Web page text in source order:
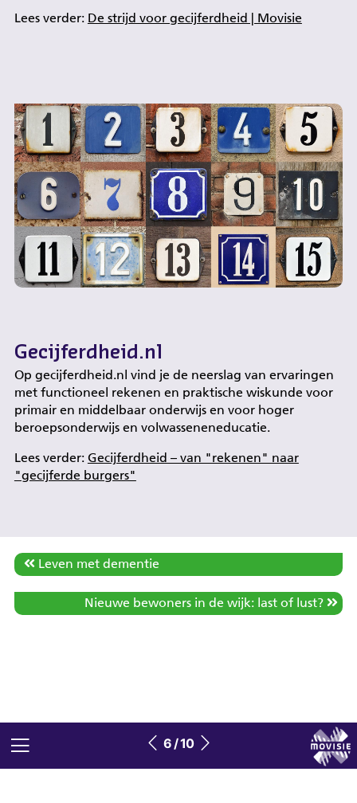
Lees verder: De strijd voor gecijferdheid | Movisie
Gecijferdheid.nl
Op gecijferdheid.nl vind je de neerslag van ervaringen
met functioneel rekenen en praktische wiskunde voor
primair en middelbaar onderwijs en voor hoger
beroepsonderwijs en volwasseneneducatie.
Lees verder: Gecijferdheid – van "rekenen" naar
"gecijferde burgers"
Leven met dementie
Nieuwe bewoners in de wijk: last of lust?
6 / 10